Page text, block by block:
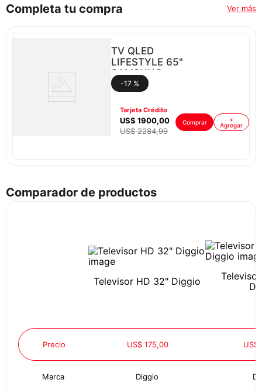
Completa tu compra Ver más
TV QLED
LIFESTYLE 65"
SAMSUNG
QN65LS03HEPXPA
-17 %
Tarjeta Crédito
US$ 1900,00
US$ 2284,99
Comprar
+
Agregar
Comparador de productos
Televisor HD 32" Diggio
Precio US$ 175,00 US$
Marca Diggio